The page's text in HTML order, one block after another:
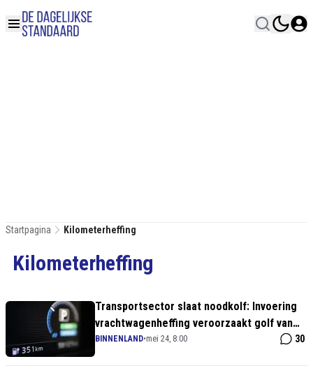
Startpagina Kilometerheffing
Kilometerheffing
Transportsector slaat noodkolf: Invoering
vrachtwagenheffing veroorzaakt golf van
faillissementen
BINNENLAND•mei 24, 8:00 30